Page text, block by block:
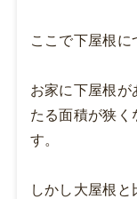
ここで下屋根に
お家に下屋根が
たる面積が狭く
す。
しかし大屋根